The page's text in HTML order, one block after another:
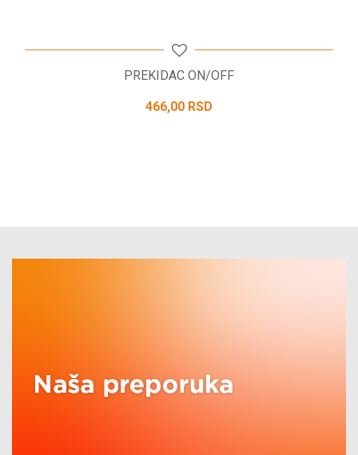
PREKIDAC ON/OFF
466,00 RSD